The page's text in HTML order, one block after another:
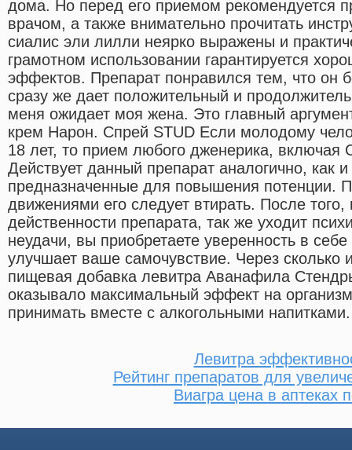
дома. Но перед его приемом рекомендуется
врачом, а также внимательно прочитать
сиалис эли лилли неярко выражены и
грамотном использовании гарантируется
эффектов. Препарат понравился тем, что он
сразу же дает положительный и
меня ожидает моя жена. Это главный
крем Нарон. Спрей STUD Если молодому
18 лет, то прием любого дженерика, включая
Действует данный препарат аналогично, как и
предназначенные для повышения потенции.
движениями его следует втирать. После
действенности препарата, так же уходит
неудачи, вы приобретаете уверенность в
улучшает ваше самочувствие. Через сколько
пищевая добавка левитра Аванафила
оказывало максимальный эффект на
принимать вместе с алкогольными напитками.
Левитра
Рейтинг препаратов для
Виагра цена в аптеках